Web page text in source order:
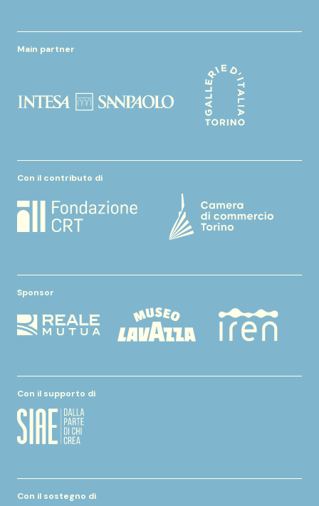
Main partner
Con il contributo di
Sponsor
Con il supporto di
Con il sostegno di